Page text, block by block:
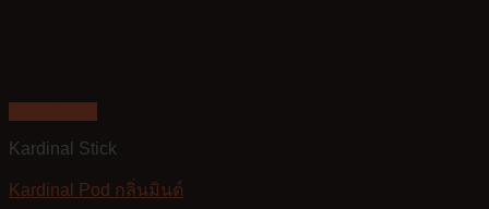
Kardinal Stick
Kardinal Pod กลิ่นมินต์